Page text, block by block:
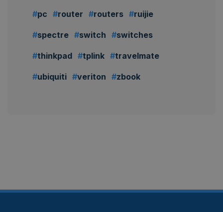
pc router routers ruijie
spectre switch switches
thinkpad tplink travelmate
ubiquiti veriton zbook